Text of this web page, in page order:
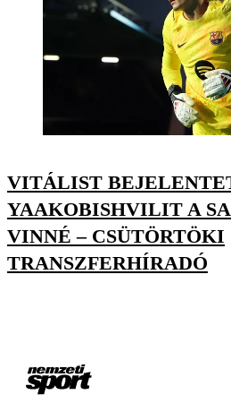
VITÁLIST
YAAKOBISHVILIT A
VINNÉ – CSÜTÖRTÖKI
TRANSZFERHÍRADÓ